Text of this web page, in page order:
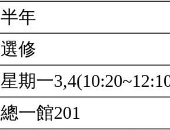
半年
選修
星期一
總一館201